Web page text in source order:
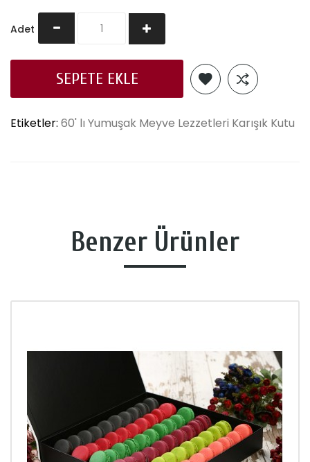
Adet
SEPETE EKLE
Etiketler: 60' lı Yumuşak Meyve Lezzetleri Karışık Kutu
Benzer Ürünler